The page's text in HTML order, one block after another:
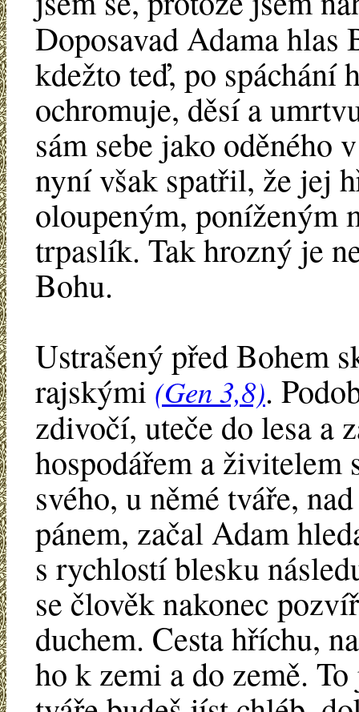
Doposavad Adama
kdežto teď, po spáchání
ochromuje, děsí a
sám sebe jako oděného
nyní však spatřil, že jej
oloupeným, poníženým
trpaslík. Tak hrozný je
Bohu.
Ustrašený před Bohem
rajskými (Gen 3,8).
zdivočí, uteče do lesa a
hospodářem a živitelem
svého, u němé tváře,
pánem, začal Adam
s rychlostí blesku
se člověk nakonec
duchem. Cesta hříchu,
ho k zemi a do země.